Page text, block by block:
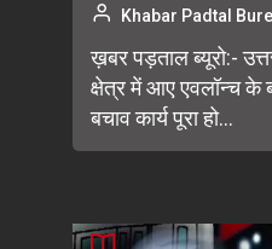
Khabar Padtal
ख़बर पड़ताल ब्यूरो:-
क्षेत्र में आए एवलॉन्च के
बचाव कार्य पूरा हो...